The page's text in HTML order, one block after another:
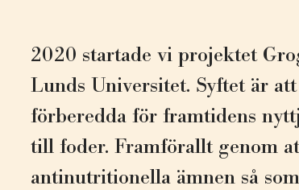
2020 startade vi projektet
Lunds Universitet. Syftet är
förberedda för framtidens
till foder. Framförallt genom
antinutritionella ämnen så